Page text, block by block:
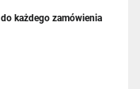
każdego zamówienia